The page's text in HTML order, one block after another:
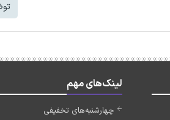
لینک‌های مهم
چهارشنبه‌های تخفیفی